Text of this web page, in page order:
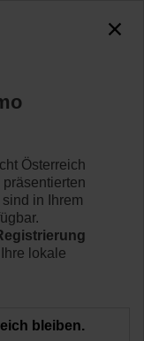
Österreich
in Ihrem
lokale
bleiben.